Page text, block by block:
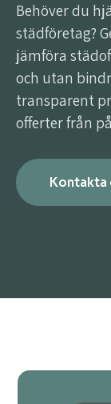
Behöver du
städföretag?
jämföra
och utan
transparent
offerter från
Kontakta